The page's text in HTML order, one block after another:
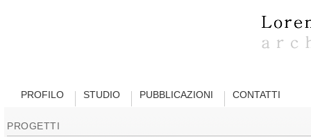
PROFILO STUDIO PUBBLICAZIONI CONTATTI
PROGETTI